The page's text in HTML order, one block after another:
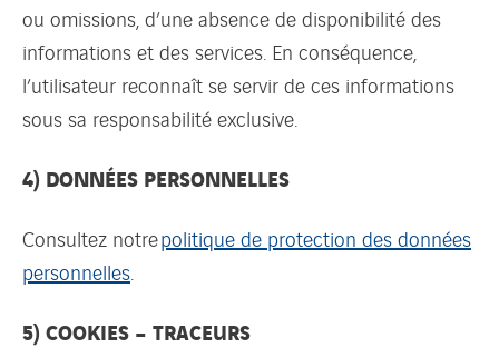
ou omissions, d’une absence de disponibilité des
informations et des services. En conséquence,
l’utilisateur reconnaît se servir de ces informations
sous sa responsabilité exclusive.
4) DONNÉES PERSONNELLES
Consultez notrepolitique de protection des données
personnelles
5) COOKIES – TRACEURS